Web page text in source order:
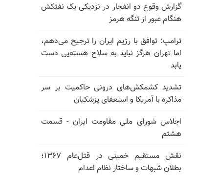
گزارش وقوع دو انفجار در نزدیکی یک نفتکش
هنگام عبور از تنگه هرمز
ترامپ: توافق با رژیم ایران را ترجیح می‌دهم،
اما تهران هرگز نباید به سلاح هسته‌یی دست
یابد
تشدید کشمکش‌های درونی حاکمیت بر سر
مذاکره با آمریکا و استعفای پزشکیان
اجلاس شورای ملی مقاومت ایران - قسمت
هشتم
نقش مستقیم خمینی در قتل‌عام ۱۳۶۷؛
بطلان شبهات و ساختار نظام اعدام